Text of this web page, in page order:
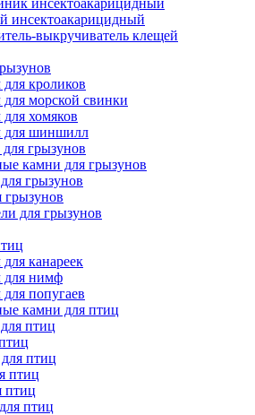
инсектоакарицидный
инсектоакарицидный
выкручиватель клещей
кроликов
морской свинки
хомяков
для шиншилл
грызунов
камни для грызунов
грызунов
грызунов
для грызунов
канареек
для нимф
попугаев
камни для птиц
птиц
птиц
птиц
птиц
птиц